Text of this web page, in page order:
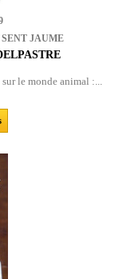
JAUME
le monde animal :...